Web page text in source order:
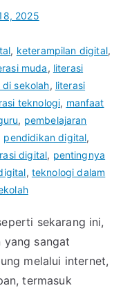
2025
, keterampilan digital,
muda, literasi
sekolah, literasi
teknologi, manfaat
, pembelajaran
pendidikan digital,
digital, pentingnya
, teknologi dalam
sekarang ini,
sangat
melalui internet,
termasuk